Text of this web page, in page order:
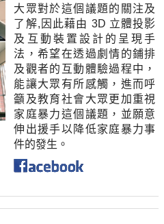
大眾對於這個議題的關注及
了解,因此藉由 3D 立體投影
及互動裝置設計的呈現手
法，希望在透過劇情的鋪排
及觀者的互動體驗過程中，
能讓大眾有所感觸，進而呼
籲及教育社會大眾更加重視
家庭暴力這個議題，並願意
伸出援手以降低家庭暴力事
件的發生。